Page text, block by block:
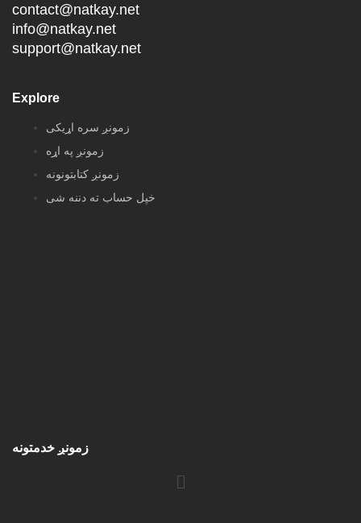
contact@natkay.net
info@natkay.net
support@natkay.net
Explore
زمونږ سره اړیکی
زمونږ په اړه
زمونږ کتابتونونه
خپل حساب ته دننه شی
زمونږ خدمتونه